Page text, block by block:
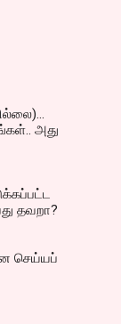
அது
தவறா?
செய்யப்